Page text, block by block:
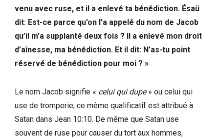
venu avec ruse, et il a enlevé ta bénédiction. Ésaü
dit: Est-ce parce qu’on l’a appelé du nom de Jacob
qu’il m’a supplanté deux fois ? Il a enlevé mon droit
d’aînesse, ma bénédiction. Et il dit: N’as-tu point
réservé de bénédiction pour moi ? »
Le nom Jacob signifie « celui qui dupe» ou celui qui
use de tromperie; ce même qualificatif est attribué à
Satan dans Jean 10:10. De même que Satan use
souvent de ruse pour causer du tort aux hommes,